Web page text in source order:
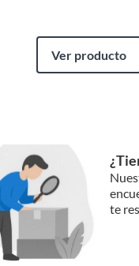
Ver producto
te